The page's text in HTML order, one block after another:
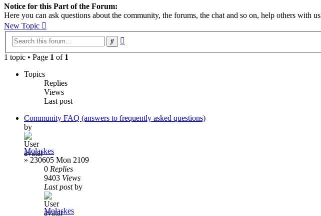
Notice for this Part of the Forum:
Here you can ask questions about the community, the forums, the chat and so on, help others with
New Topic
Search
1 topic • Page 1 of 1
Topics
Replies
Views
Last post
Community FAQ (answers to frequently asked questions)
by
Molaskes
» 230605 Mon 2109
0 Replies
9403 Views
Last postby
Molaskes